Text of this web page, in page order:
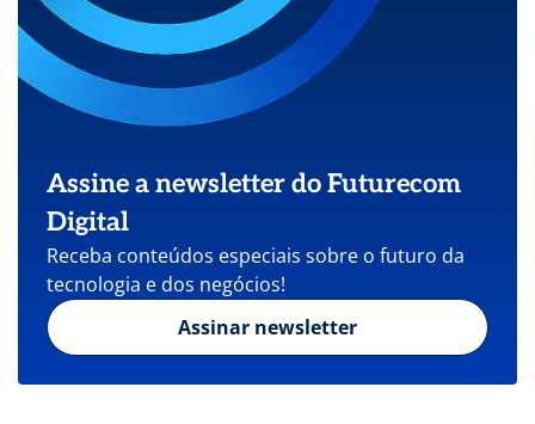
Assine a newsletter do Futurecom
Digital
Receba conteúdos especiais sobre o futuro da
tecnologia e dos negócios!
Assinar newsletter